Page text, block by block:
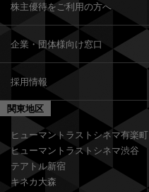
株主優待をご利用の方へ
企業・団体様向け窓口
採用情報
関東地区
ヒューマントラストシネマ有楽町
ヒューマントラストシネマ渋谷
テアトル新宿
キネカ大森